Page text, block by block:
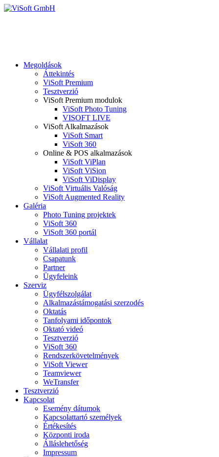
Megoldások
Áttekintés
ViSoft Premium
Tesztverzió
ViSoft Premium modulok
ViSoft Photo Tuning
VISOFT LIVE
ViSoft Alkalmazások
ViSoft Smart
ViSoft 360
Online & POS alkalmazások
ViSoft ViPlan
ViSoft ViSion
ViSoft ViDisplay
ViSoft Virtuális Valóság
ViSoft Augmented Reality
Galéria
Photo Tuning projektek
ViSoft 360
ViSoft 360 portál
Vállalat
Vállalati profil
Csapatunk
Partner
Ügyfeleink
Szerviz
Ügyfélszolgálat
Alkalmazástámogatási szerzodés
Oktatás
Tanfolyami időpontok
Oktató videó
Tesztverzió
ViSoft 360
Rendszerkövetelmények
ViSoft Viewer
Teamviewer
WeTransfer
Tesztverzió
Kapcsolat
Esemény dátumok
Kapcsolattartó személyek
Értékesítés
Központi iroda
Álláslehetőség
Impressum